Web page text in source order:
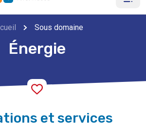
Sous domaine
Énergie
et services